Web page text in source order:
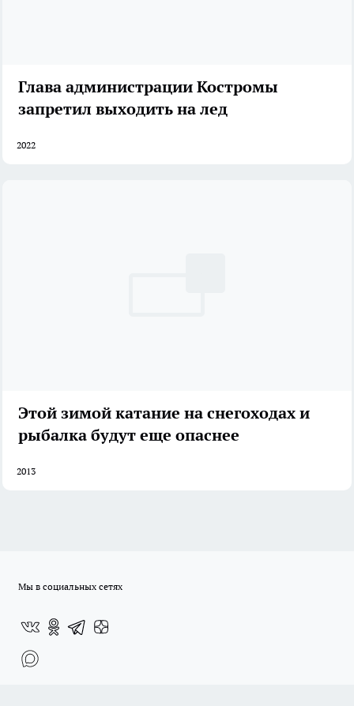
Глава администрации Костромы
запретил выходить на лед
2022
Этой зимой катание на снегоходах и
рыбалка будут еще опаснее
2013
Мы в социальных сетях